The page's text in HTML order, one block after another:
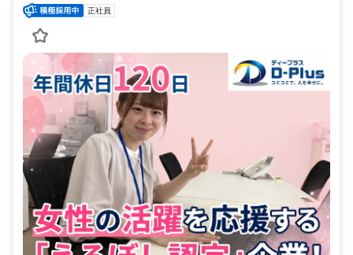
正社員